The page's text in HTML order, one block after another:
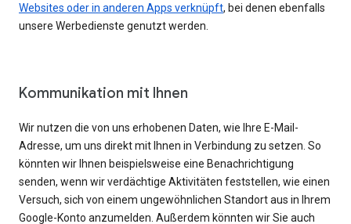
Websites oder in anderen Apps verknüpft, bei denen ebenfalls
unsere Werbedienste genutzt werden.
Kommunikation mit Ihnen
Wir nutzen die von uns erhobenen Daten, wie Ihre E-Mail-
Adresse, um uns direkt mit Ihnen in Verbindung zu setzen. So
könnten wir Ihnen beispielsweise eine Benachrichtigung
senden, wenn wir verdächtige Aktivitäten feststellen, wie einen
Versuch, sich von einem ungewöhnlichen Standort aus in Ihrem
Google-Konto anzumelden. Außerdem könnten wir Sie auch